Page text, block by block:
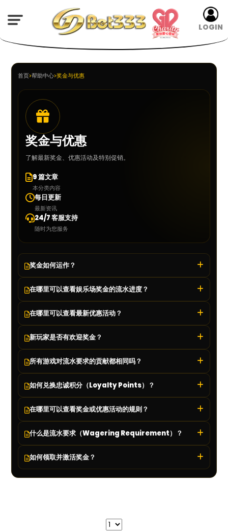
LOGIN
首页>帮助中心>奖金与优惠
奖金与优惠
了解最新奖金、优惠活动及特别促销。
9 篇文章
本分类内容
每日更新
最新资讯
24/7 客服支持
随时为您服务
奖金如何运作？
我们为玩家提供多种优惠活动，您可以前往优惠活动
（Promotions）页面查看并参与。
奖金是在您存款之外额外获得的奖励金额，可用于参与符合条件的
游戏。
不同奖金拥有不同的条款与条件，详情请参阅
在哪里可以查看娱乐场奖金的流水进度？
登录账户后，进入个人资料中的进行中的奖金
页面，即可查看当前
奖金的流水进度。
页面将以百分比显示您的流水完成情况。
在哪里可以查看最新优惠活动？
您可以在优惠活动（Promotions）
动。
部分优惠可能限制领取次数或领取频率，因此建议您在领取前仔细
阅读相关条款与条件。
如果您不确定是否符合领取资格，请联系客服团队
新玩家是否有欢迎奖金？
欢迎奖金适用于首次注册并完成首次存款的新玩家。
每项优惠均有领取条件，请前往优惠活动页面查看对应优惠的
条款
与条件。
所有游戏对流水要求的贡献都相同吗？
大多数游戏都会计入流水要求，但不同游戏的贡献比例可能有所不
同。
详细规则请参阅我们的条款与条件。
如何兑换忠诚积分（Loyalty Points）？
当您的忠诚积分累计达到100 点时，即可兑换奖金。
前往个人资料中的相关页面，选择要兑换的积分数量即可完成兑
换。
在哪里可以查看奖金或优惠活动的规则？
每项优惠活动都会附有相关链接，点击即可查看奖金规则及领取条
件。
若您收到专属优惠，优惠内容通常也会附上相关说明或条款与条件
链接。
什么是流水要求（Wagering Requirement）？
流水要求（Wagering Requirement）
是指您在指定期限内
必须完成的投注金额。例如，提款前需要完成存款流水，或奖金余
额中的奖金需要完成流水后才能转入现金余额。
如何领取并激活奖金？
完成符合条件的存款后，系统会弹出通知提示您已获得奖金，请点
按钮即可启用。